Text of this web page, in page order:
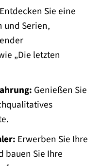
Entdecken Sie eine
und Serien,
„Die letzten
Genießen Sie
Erwerben Sie Ihre
bauen Sie Ihre